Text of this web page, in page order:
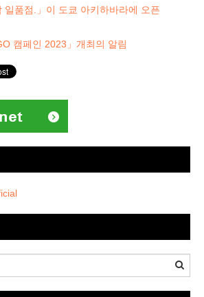
일품점.」이 도쿄 아키하바라에 오픈
캠페인 2023」개최의 알림